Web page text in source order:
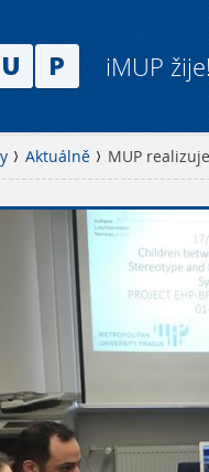
iMUP žije!
Aktuálně MUP